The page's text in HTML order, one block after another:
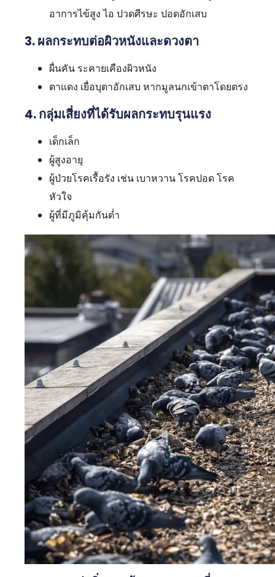
อาการไข้สูง ไอ ปวดศีรษะ ปอดอักเสบ
3. ผลกระทบต่อผิวหนังและดวงตา
ผื่นคัน ระคายเคืองผิวหนัง
ตาแดง เยื่อบุตาอักเสบ หากมูลนกเข้าตาโดยตรง
4. กลุ่มเสี่ยงที่ได้รับผลกระทบรุนแรง
เด็กเล็ก
ผู้สูงอายุ
ผู้ป่วยโรคเรื้อรัง เช่น เบาหวาน โรคปอด โรค
หัวใจ
ผู้ที่มีภูมิคุ้มกันต่ำ